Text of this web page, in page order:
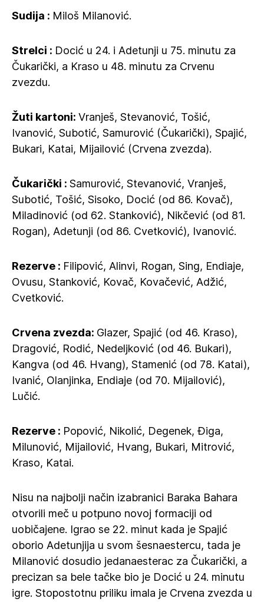
Sudija : Miloš Milanović.
Strelci : Docić u 24. i Adetunji u 75. minutu za
Čukarički, a Kraso u 48. minutu za Crvenu
zvezdu.
Žuti kartoni: Vranješ, Stevanović, Tošić,
Ivanović, Subotić, Samurović (Čukarički), Spajić,
Bukari, Katai, Mijailović (Crvena zvezda).
Čukarički : Samurović, Stevanović, Vranješ,
Subotić, Tošić, Sisoko, Docić (od 86. Kovač),
Miladinović (od 62. Stanković), Nikčević (od 81.
Rogan), Adetunji (od 86. Cvetković), Ivanović.
Rezerve : Filipović, Alinvi, Rogan, Sing, Endiaje,
Ovusu, Stanković, Kovač, Kovačević, Adžić,
Cvetković.
Crvena zvezda: Glazer, Spajić (od 46. Kraso),
Dragović, Rodić, Nedeljković (od 46. Bukari),
Kangva (od 46. Hvang), Stamenić (od 78. Katai),
Ivanić, Olanjinka, Endiaje (od 70. Mijailović),
Lučić.
Rezerve : Popović, Nikolić, Degenek, Điga,
Milunović, Mijailović, Hvang, Bukari, Mitrović,
Kraso, Katai.
Nisu na najbolji način izabranici Baraka Bahara
otvorili meč u potpuno novoj formaciji od
uobičajene. Igrao se 22. minut kada je Spajić
oborio Adetunjija u svom šesnaestercu, tada je
Milanović dosudio jedanaesterac za Čukarički, a
precizan sa bele tačke bio je Docić u 24. minutu
igre. Stopostotnu priliku imala je Crvena zvezda u